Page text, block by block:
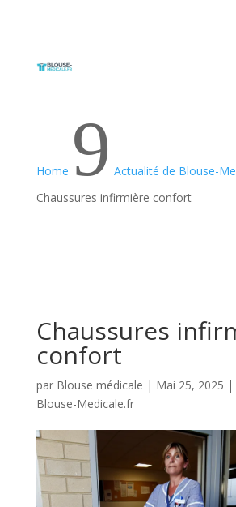
Home 9 Actualité de Blouse-
Chaussures infirmière confort
Chaussures
confort
par Blouse médicale | Mai 25, 2025 |
Blouse-Medicale.fr